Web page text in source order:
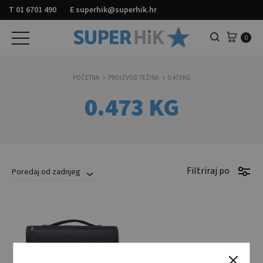
T 01 6701 490 E superhik@superhik.hr
Pretraga 0
0.473 KG
POČETNA PROIZVOD TEŽINA 0.473 KG
Poredaj od zadnjeg Filtriraj po